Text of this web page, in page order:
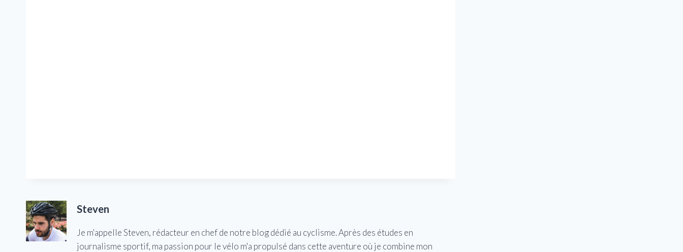
Steven
Je m'appelle Steven, rédacteur en chef de notre blog dédié au cyclisme. Après des études en
journalisme sportif, ma passion pour le vélo m'a propulsé dans cette aventure où je combine mon